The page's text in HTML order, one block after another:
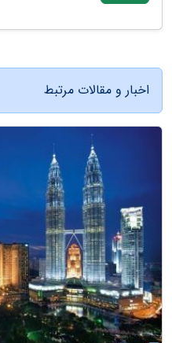
اخبار و مقالات مرتبط